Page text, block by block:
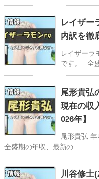
レイザー
内訳を徹
レイザーラ
です。 全
尾形貴弘
現在の収
026年】
尾形貴弘
全盛期の年収、最新の ...
川谷修士